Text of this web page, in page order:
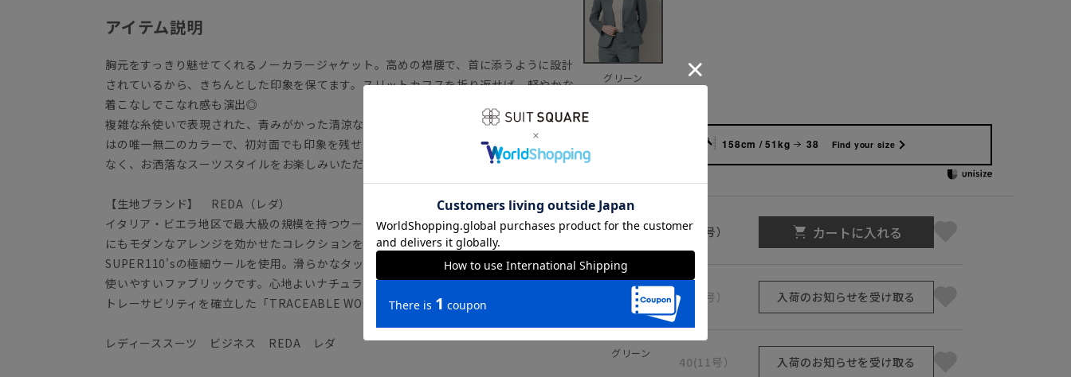
アイテム説明
胸元をすっきり魅せてくれるノーカラージャケット。高めの襟腰で、首に添うように設計
されているから、きちんとした印象を保てます。スリットカフスを折り返せば、軽やかな
着こなしでこなれ感も演出◎
複雑な糸使いで表現された、青みがかった清涼な“グリーン”。色柄豊富なREDA社ならで
はの唯一無二のカラーで、初対面でも印象を残せること請け合い！ 上質感を損なうこと
なく、お洒落なスーツスタイルをお楽しみいただけます。
【生地ブランド】 REDA（レダ）
イタリア・ビエラ地区で最大級の規模を持つウール織物の専業メーカー。クラシックな中
にもモダンなアレンジを効かせたコレクションを得意としています。
SUPER110'sの極細ウールを使用。滑らかなタッチと美しい光沢感が魅力で、季節問わず
使いやすいファブリックです。心地よいナチュラルストレッチ性も◎ 生産工程における
トレーサビリティを確立した「TRACEABLE WOOL」を使用しています。
レディーススーツ ビジネス REDA レダ
グリーン
158cm / 51kg 38 Find your size
グリーン
36(7号） カートに入れる
38(9号） 入荷のお知らせを受け取る
40(11号） 入荷のお知らせを受け取る